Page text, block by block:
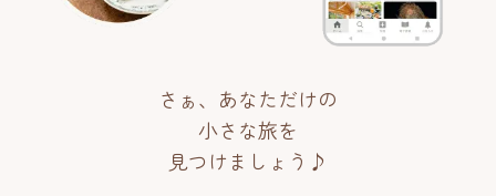
さぁ、あなただけの
小さな旅を
見つけましょう♪